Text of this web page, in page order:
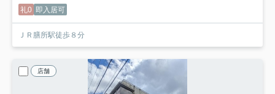
礼0 即入居可
ＪＲ膳所駅徒歩８分
店舗